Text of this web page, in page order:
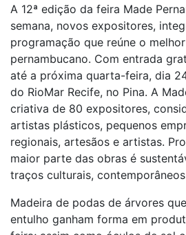
A 12ª edição da feira Made
semana, novos expositores,
programação que reúne o
pernambucano. Com entrada
até a próxima quarta-feira, dia
do RioMar Recife, no Pina. A
criativa de 80 expositores,
artistas plásticos, pequenos
regionais, artesãos e artistas.
maior parte das obras é
traços culturais,
Madeira de podas de árvores
entulho ganham forma em